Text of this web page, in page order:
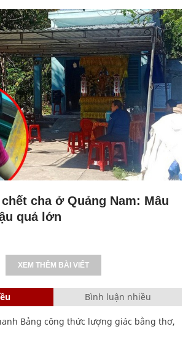
cha ở Quảng Nam: Mâu
quả lớn
XEM THÊM BÀI VIẾT
Bình luận nhiều
Bảng công thức lượng giác bằng thơ,